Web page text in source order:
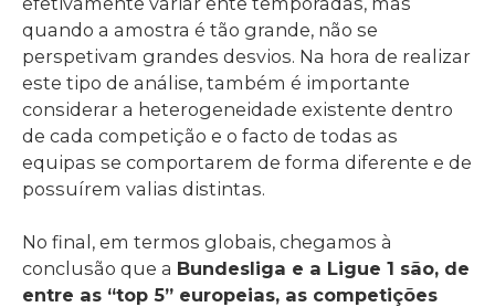
quando a amostra é tão grande, não se
perspetivam grandes desvios. Na hora de realizar
este tipo de análise, também é importante
considerar a heterogeneidade existente dentro
de cada competição e o facto de todas as
equipas se comportarem de forma diferente e de
possuírem valias distintas.
No final, em termos globais, chegamos à
conclusão que a Bundesliga e a Ligue 1 são, de
entre as “top 5” europeias, as competições